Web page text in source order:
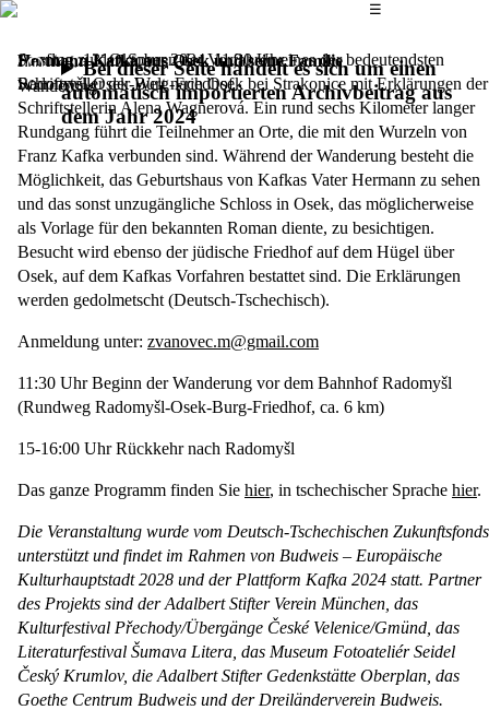
Das
☰
Bei dieser Seite handelt es sich um einen
automatisch importierten Archivbeitrag aus
dem Jahr 2024
Hermann Kafka aus Osek und seine Familie
Wanderung
Ausflug zu den Spuren der Vorfahren eines der bedeutendsten
Schriftsteller der Welt nach Osek bei Strakonice mit Erklärungen der
Schriftstellerin Alena Wagnerová. Ein rund sechs Kilometer langer
Rundgang führt die Teilnehmer an Orte, die mit den Wurzeln von
Franz Kafka verbunden sind. Während der Wanderung besteht die
Möglichkeit, das Geburtshaus von Kafkas Vater Hermann zu sehen
und das sonst unzugängliche Schloss in Osek, das möglicherweise
als Vorlage für den bekannten Roman diente, zu besichtigen.
Besucht wird ebenso der jüdische Friedhof auf dem Hügel über
Osek, auf dem Kafkas Vorfahren bestattet sind. Die Erklärungen
werden gedolmetscht (Deutsch-Tschechisch).
Anmeldung unter: zvanovec.m@gmail.com
11:30 Uhr Beginn der Wanderung vor dem Bahnhof Radomyšl
(Rundweg Radomyšl-Osek-Burg-Friedhof, ca. 6 km)
15-16:00 Uhr Rückkehr nach Radomyšl
Das ganze Programm finden Sie hier, in tschechischer Sprache hier.
Die Veranstaltung wurde vom Deutsch-Tschechischen Zukunftsfonds
unterstützt und findet im Rahmen von Budweis – Europäische
Kulturhauptstadt 2028 und der Plattform Kafka 2024 statt. Partner
des Projekts sind der Adalbert Stifter Verein München, das
Kulturfestival Přechody/Übergänge České Velenice/Gmünd, das
Literaturfestival Šumava Litera, das Museum Fotoateliér Seidel
Český Krumlov, die Adalbert Stifter Gedenkstätte Oberplan, das
Goethe Centrum Budweis und der Dreiländerverein Budweis.
Sonntag, 13. Oktober 2024,11.30 Uhr
Radomyšl-Osek-Burg-Friedhof